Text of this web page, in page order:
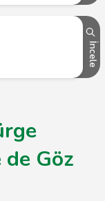
İncele
Göz